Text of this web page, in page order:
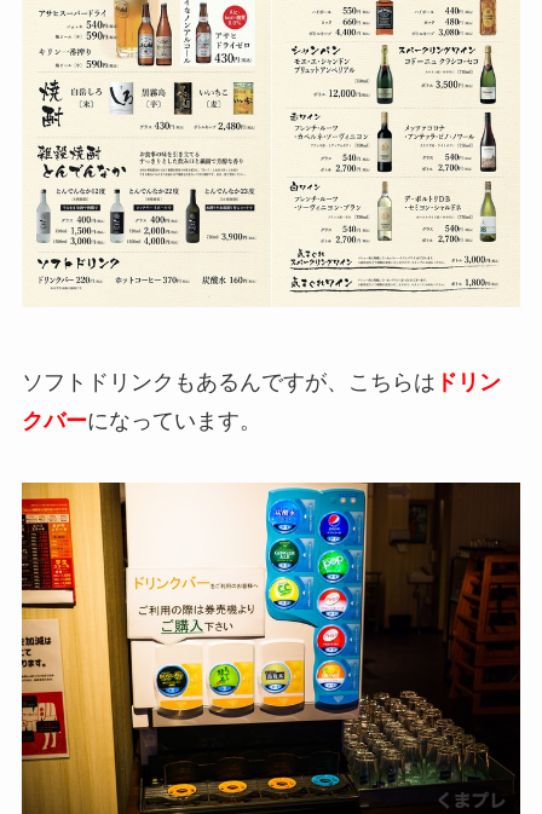
ソフトドリンクもあるんですが、こちらは ドリン
クバーになっています。